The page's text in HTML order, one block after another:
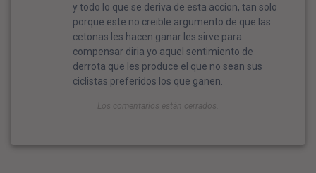
y todo lo que se deriva de esta accion, tan solo
porque este no creible argumento de que las
cetonas les hacen ganar les sirve para
compensar diria yo aquel sentimiento de
derrota que les produce el que no sean sus
ciclistas preferidos los que ganen.
Los comentarios están cerrados.